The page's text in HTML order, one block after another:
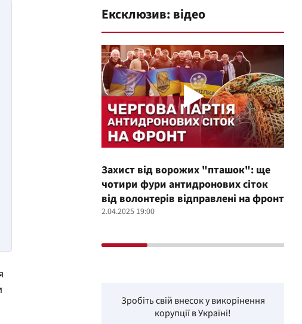
Ексклюзив: відео
Захист від ворожих "пташок": ще
чотири фури антидронових сіток
від волонтерів відправлені на фронт
2.04.2025 19:00
Зробіть свій внесок у викорінення
корупції в Україні!